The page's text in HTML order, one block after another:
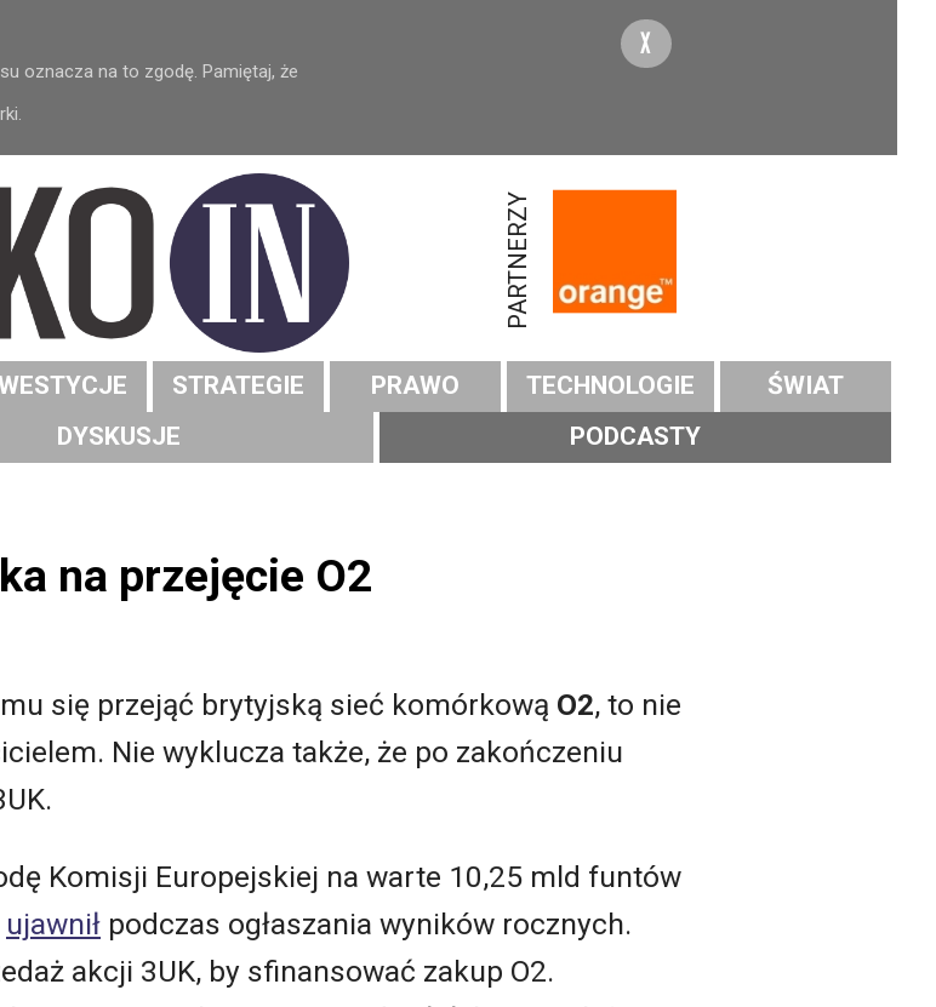
oznacza na to zgodę. Pamiętaj, że
X
PARTNERZY
STRATEGIE PRAWO TECHNOLOGIE
ŚWIAT
DYSKUSJE PODCASTY
na przejęcie O2
się przejąć brytyjską sieć komórkową O2, to nie
Nie wyklucza także, że po zakończeniu
Komisji Europejskiej na warte 10,25 mld funtów
ujawnił podczas ogłaszania wyników rocznych.
akcji 3UK, by sfinansować zakup O2.